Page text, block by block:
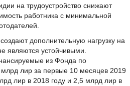
на трудоустройство снижают
работника с минимальной
дополнительную нагрузку на
являются устойчивыми.
из Фонда по
млрд лир за первые 10 месяцев 2019
лир в 2018 году и 2,5 млрд лир в